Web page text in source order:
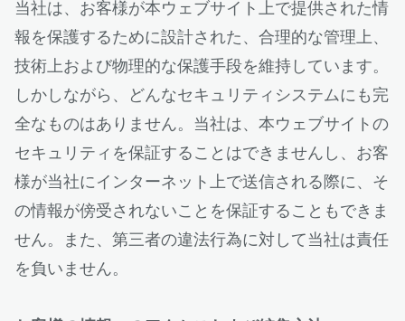
当社は、お客様が本ウェブサイト上で提供された情
報を保護するために設計された、合理的な管理上、
技術上および物理的な保護手段を維持しています。
しかしながら、どんなセキュリティシステムにも完
全なものはありません。当社は、本ウェブサイトの
セキュリティを保証することはできませんし、お客
様が当社にインターネット上で送信される際に、そ
の情報が傍受されないことを保証することもできま
せん。また、第三者の違法行為に対して当社は責任
を負いません。